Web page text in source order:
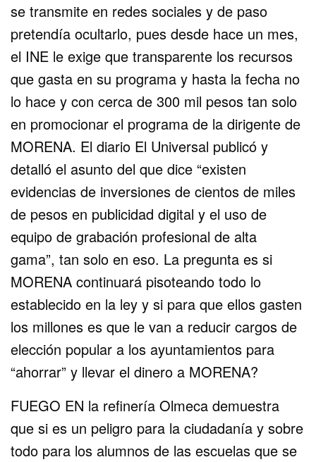
se transmite en redes sociales y de paso
pretendía ocultarlo, pues desde hace un mes,
el INE le exige que transparente los recursos
que gasta en su programa y hasta la fecha no
lo hace y con cerca de 300 mil pesos tan solo
en promocionar el programa de la dirigente de
MORENA. El diario El Universal publicó y
detalló el asunto del que dice “existen
evidencias de inversiones de cientos de miles
de pesos en publicidad digital y el uso de
equipo de grabación profesional de alta
gama”, tan solo en eso. La pregunta es si
MORENA continuará pisoteando todo lo
establecido en la ley y si para que ellos gasten
los millones es que le van a reducir cargos de
elección popular a los ayuntamientos para
“ahorrar” y llevar el dinero a MORENA?
FUEGO EN la refinería Olmeca demuestra
que si es un peligro para la ciudadanía y sobre
todo para los alumnos de las escuelas que se